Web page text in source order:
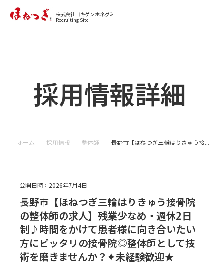
株式会社ゴキゲンホネグミ
Recruiting Site
採用情報詳細
ホーム － 採用情報 － 整体師 － 長野市【ほねつぎ三輪はりきゅう接...
公開日時： 2026年7月4日
長野市【ほねつぎ三輪はりきゅう接骨院
の整体師の求人】残業少なめ・週休2日
制♪時間をかけて患者様に向き合いたい
方にピッタリの接骨院◎整体師として技
術を磨きませんか？✦未経験歓迎★